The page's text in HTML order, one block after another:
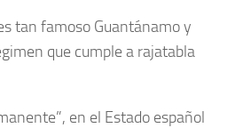
tan famoso Guantánamo y
que cumple a rajatabla
en el Estado español